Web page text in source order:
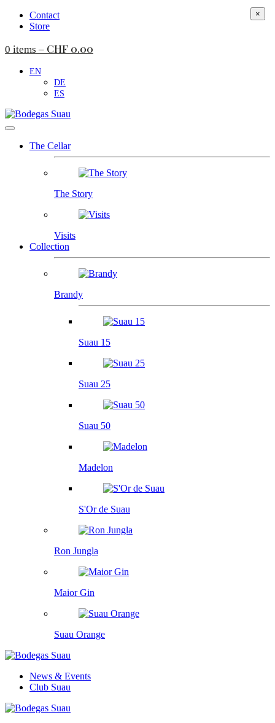
Contact
Store
0 items – CHF 0.00
EN
DE
ES
The Cellar
The Story
Visits
Collection
Brandy
Suau 15
Suau 25
Suau 50
Madelon
S'Or de Suau
Ron Jungla
Maior Gin
Suau Orange
News & Events
Club Suau
×